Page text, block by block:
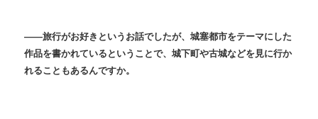
――旅行がお好きというお話でしたが、城塞都市をテーマにした
作品を書かれているということで、城下町や古城などを見に行か
れることもあるんですか。